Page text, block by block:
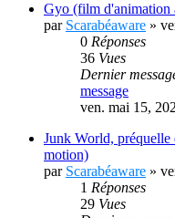
Gyo (film d'animation
par Scarabéaware »
0 Réponses
36 Vues
Dernier
message
ven. mai 15,
Junk World,
motion)
par Scarabéaware »
1 Réponses
29 Vues